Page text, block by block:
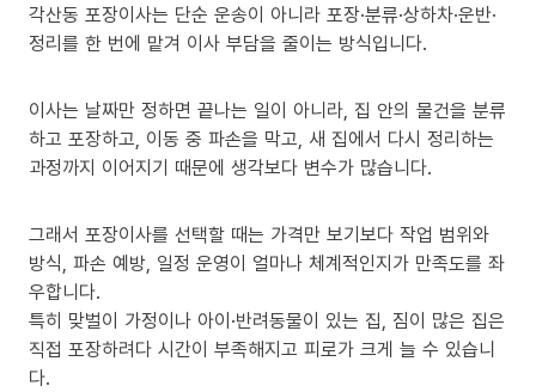
각산동 포장이사는 단순 운송이 아니라 포장·분류·상하차·운반·
정리를 한 번에 맡겨 이사 부담을 줄이는 방식입니다.
이사는 날짜만 정하면 끝나는 일이 아니라, 집 안의 물건을 분류
하고 포장하고, 이동 중 파손을 막고, 새 집에서 다시 정리하는
과정까지 이어지기 때문에 생각보다 변수가 많습니다.
그래서 포장이사를 선택할 때는 가격만 보기보다 작업 범위와
방식, 파손 예방, 일정 운영이 얼마나 체계적인지가 만족도를 좌
우합니다.
특히 맞벌이 가정이나 아이·반려동물이 있는 집, 짐이 많은 집은
직접 포장하려다 시간이 부족해지고 피로가 크게 늘 수 있습니
다.